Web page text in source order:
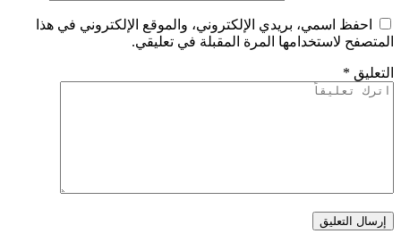
احفظ اسمي، بريدي الإلكتروني، والموقع الإلكتروني في هذا
المتصفح لاستخدامها المرة المقبلة في تعليقي.
التعليق *